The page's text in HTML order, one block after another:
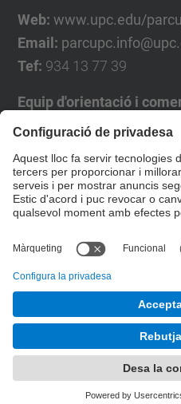
Web: www.upc.edu/
Email:
Tef: 934 13 77 39
Equip d'orientació i
José Luís Grande
Tel. 93 4137194
jose.luis.grande@upc.edu
Formulari de contacte
Desenvolupat amb